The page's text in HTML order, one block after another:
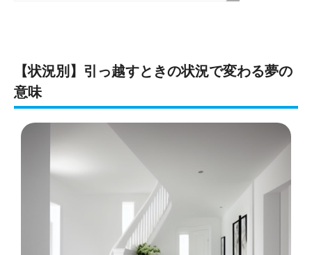
【状況別】引っ越すときの状況で変わる夢の
意味